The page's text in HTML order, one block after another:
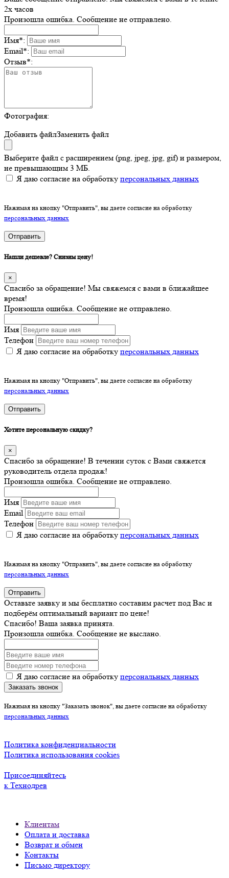
2х часов
Произошла ошибка. Сообщение не отправлено.
Имя*:
Email*:
Отзыв*:
Фотография:
Добавить файлЗаменить файл
Выберите файл с расширением (png, jpeg, jpg, gif) и размером,
не превышающим 3 МБ.
Я даю согласие на обработку персональных данных
Нажимая на кнопку "Отправить", вы даете согласие на обработку
персональных данных
Отправить
Нашли дешевле? Снизим цену!
×
Спасибо за обращение! Мы свяжемся с вами в ближайшее
время!
Произошла ошибка. Сообщение не отправлено.
Имя
Телефон
Я даю согласие на обработку персональных данных
Нажимая на кнопку "Отправить", вы даете согласие на обработку
персональных данных
Отправить
Хотите персональную скидку?
×
Спасибо за обращение! В течении суток с Вами свяжется
руководитель отдела продаж!
Произошла ошибка. Сообщение не отправлено.
Имя
Email
Телефон
Я даю согласие на обработку персональных данных
Нажимая на кнопку "Отправить", вы даете согласие на обработку
персональных данных
Отправить
Оставьте заявку и мы бесплатно составим расчет под Вас и
подберём оптимальный вариант по цене!
Спасибо! Ваша заявка принята.
Произошла ошибка. Сообщение не выслано.
Я даю согласие на обработку персональных данных
Заказать звонок
Нажимая на кнопку "Заказать звонок", вы даете согласие на обработку
персональных данных
Политика конфиденциальности
Политика использования cookies
Присоединяйтесь
к Технодрев
Клиентам
Оплата и доставка
Возврат и обмен
Контакты
Письмо директору